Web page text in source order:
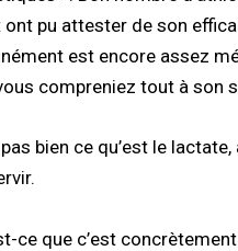
pu attester de son
est encore assez
compreniez tout à son
bien ce qu’est le
ce que c’est